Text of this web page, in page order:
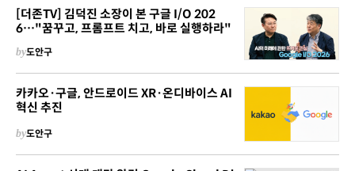
[더존TV] 김덕진 소장이 본 구글 I/O 202
6…"꿈꾸고, 프롬프트 치고, 바로 실행하라"
by도안구
카카오·구글, 안드로이드 XR·온디바이스 AI
혁신 추진
by도안구